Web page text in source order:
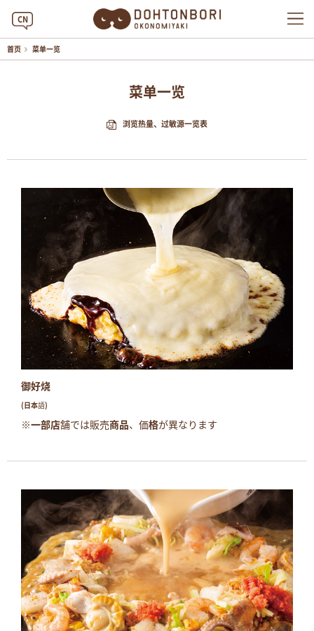
CN
首页 菜单一览
菜单一览
浏览热量、过敏源一览表
御好烧
(日本語)
※一部店舗では販売商品、価格が異なります